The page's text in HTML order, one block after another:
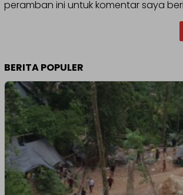
peramban ini untuk komentar saya
BERITA POPULER